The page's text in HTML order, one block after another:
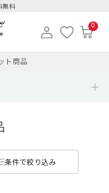
無料
0
ト商品
条件で絞り込み